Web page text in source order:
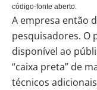
código-fonte aberto.
A empresa então
pesquisadores. O
disponível ao
“caixa preta” de
técnicos